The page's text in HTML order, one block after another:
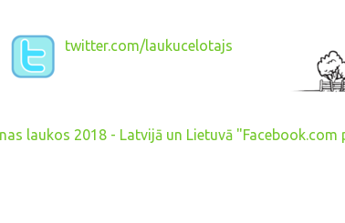
twitter.com/laukucelotajs
laukos 2018 - Latvijā un Lietuvā "Facebook.com